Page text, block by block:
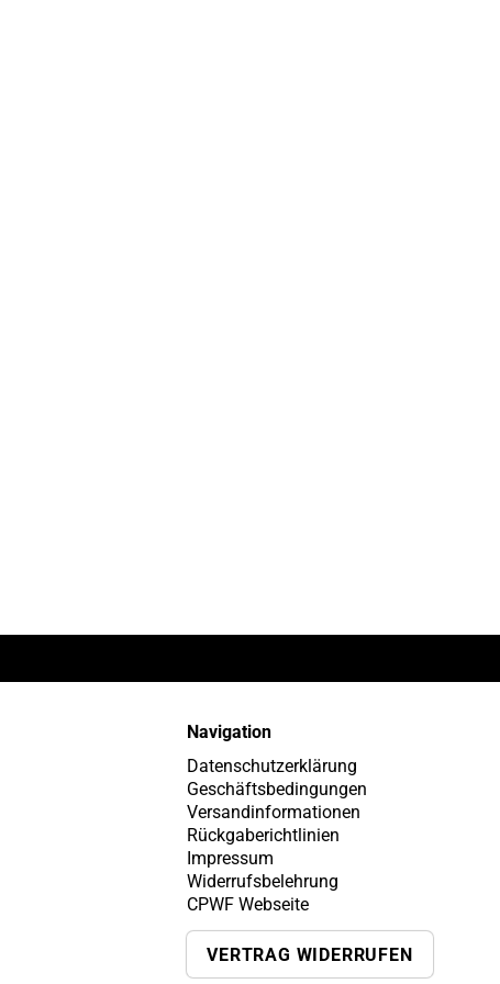
Navigation
Datenschutzerklärung
Geschäftsbedingungen
Versandinformationen
Rückgaberichtlinien
Impressum
Widerrufsbelehrung
CPWF Webseite
VERTRAG WIDERRUFEN